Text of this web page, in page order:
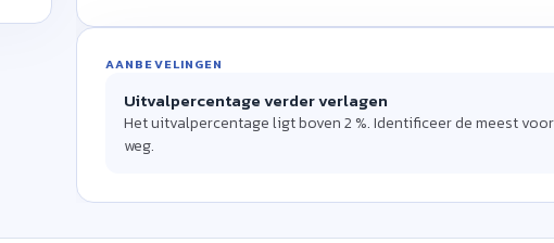
RENDABILITEIT
—
Let op: nabewerkingskosten (
MEERTRAPS PROCES
RTY = product van alle stap-yields en is daarmee altijd kleiner dan de
SIX SIGMA
DPMO
—
Defects per Million Opportunities
AANBEVELINGEN
Uitvalpercentage verder verlagen
Het uitvalpercentage ligt boven 2 %. Identificeer de meest
weg.